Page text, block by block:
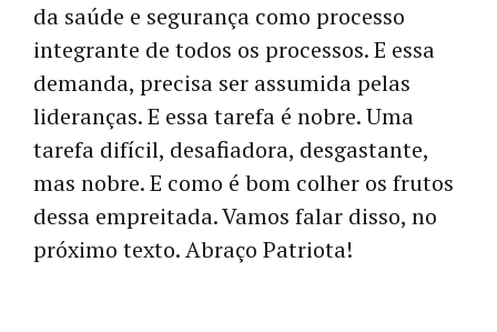
da saúde e segurança como processo
integrante de todos os processos. E essa
demanda, precisa ser assumida pelas
lideranças. E essa tarefa é nobre. Uma
tarefa difícil, desafiadora, desgastante,
mas nobre. E como é bom colher os frutos
dessa empreitada. Vamos falar disso, no
próximo texto. Abraço Patriota!